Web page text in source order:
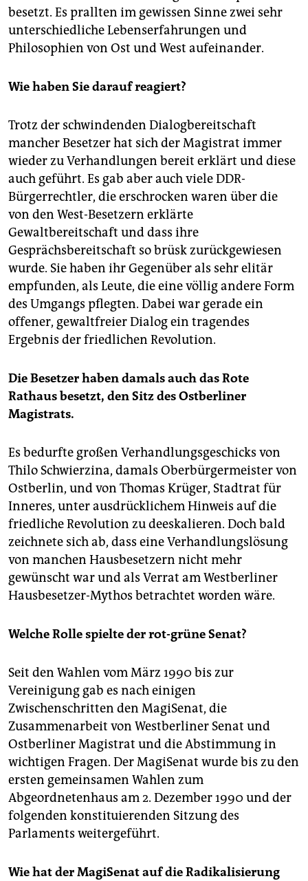
besetzt. Es prallten im gewissen Sinne zwei sehr
unterschiedliche Lebenserfahrungen und
Philosophien von Ost und West aufeinander.
Wie haben Sie darauf reagiert?
Trotz der schwindenden Dialogbereitschaft
mancher Besetzer hat sich der Magistrat immer
wieder zu Verhandlungen bereit erklärt und diese
auch geführt. Es gab aber auch viele DDR-
Bürgerrechtler, die erschrocken waren über die
von den West-Besetzern erklärte
Gewaltbereitschaft und dass ihre
Gesprächsbereitschaft so brüsk zurückgewiesen
wurde. Sie haben ihr Gegenüber als sehr elitär
empfunden, als Leute, die eine völlig andere Form
des Umgangs pflegten. Dabei war gerade ein
offener, gewaltfreier Dialog ein tragendes
Ergebnis der friedlichen Revolution.
Die Besetzer haben damals auch das Rote
Rathaus besetzt, den Sitz des Ostberliner
Magistrats.
Es bedurfte großen Verhandlungsgeschicks von
Thilo Schwierzina, damals Oberbürgermeister von
Ostberlin, und von Thomas Krüger, Stadtrat für
Inneres, unter ausdrücklichem Hinweis auf die
friedliche Revolution zu deeskalieren. Doch bald
zeichnete sich ab, dass eine Verhandlungslösung
von manchen Hausbesetzern nicht mehr
gewünscht war und als Verrat am Westberliner
Hausbesetzer-Mythos betrachtet worden wäre.
Welche Rolle spielte der rot-grüne Senat?
Seit den Wahlen vom März 1990 bis zur
Vereinigung gab es nach einigen
Zwischenschritten den MagiSenat, die
Zusammenarbeit von Westberliner Senat und
Ostberliner Magistrat und die Abstimmung in
wichtigen Fragen. Der MagiSenat wurde bis zu den
ersten gemeinsamen Wahlen zum
Abgeordnetenhaus am 2. Dezember 1990 und der
folgenden konstituierenden Sitzung des
Parlaments weitergeführt.
Wie hat der MagiSenat auf die Radikalisierung